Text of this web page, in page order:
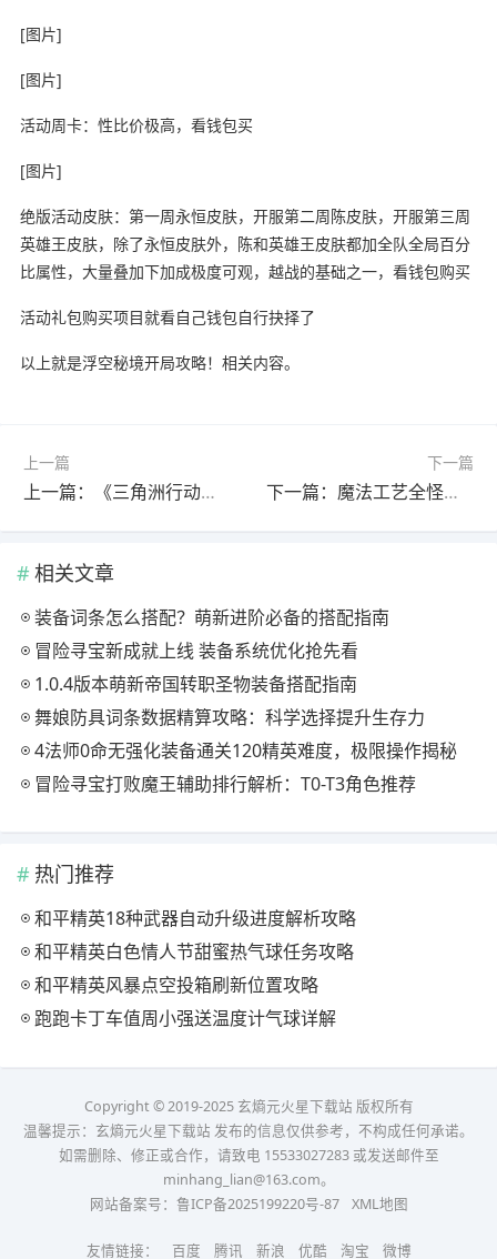
[图片]
[图片]
活动周卡：性比价极高，看钱包买
[图片]
绝版活动皮肤：第一周永恒皮肤，开服第二周陈皮肤，开服第三周
英雄王皮肤，除了永恒皮肤外，陈和英雄王皮肤都加全队全局百分
比属性，大量叠加下加成极度可观，越战的基础之一，看钱包购买
活动礼包购买项目就看自己钱包自行抉择了
以上就是浮空秘境开局攻略！相关内容。
上一篇
上一篇：《三角洲行动》口碑最差干员盘点，没想到最差的竟非乌鲁鲁
下一篇
下一篇：魔法工艺全怪物图鉴 遗迹之森第三部分揭秘
相关文章
装备词条怎么搭配？萌新进阶必备的搭配指南
冒险寻宝新成就上线 装备系统优化抢先看
1.0.4版本萌新帝国转职圣物装备搭配指南
舞娘防具词条数据精算攻略：科学选择提升生存力
4法师0命无强化装备通关120精英难度，极限操作揭秘
冒险寻宝打败魔王辅助排行解析：T0-T3角色推荐
热门推荐
和平精英18种武器自动升级进度解析攻略
和平精英白色情人节甜蜜热气球任务攻略
和平精英风暴点空投箱刷新位置攻略
跑跑卡丁车值周小强送温度计气球详解
Copyright © 2019-2025 玄熵元火星下载站 版权所有
温馨提示：玄熵元火星下载站 发布的信息仅供参考，不构成任何承诺。
如需删除、修正或合作，请致电 15533027283 或发送邮件至
minhang_lian@163.com。
网站备案号： 鲁ICP备2025199220号-87 XML地图
友情链接： 百度 腾讯 新浪 优酷 淘宝 微博